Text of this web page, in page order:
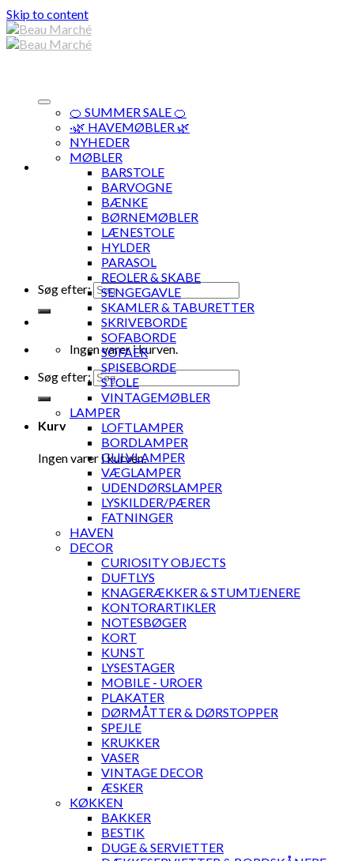
Skip to content
Søg efter:
Ingen varer i kurven.
Søg efter:
Kurv
Ingen varer i kurven.
🍊 SUMMER SALE 🍊
·🌿 HAVEMØBLER 🌿
NYHEDER
MØBLER
BARSTOLE
BARVOGNE
BÆNKE
BØRNEMØBLER
LÆNESTOLE
HYLDER
PARASOL
REOLER & SKABE
SENGEGAVLE
SKAMLER & TABURETTER
SKRIVEBORDE
SOFABORDE
SOFAER
SPISEBORDE
STOLE
VINTAGEMØBLER
LAMPER
LOFTLAMPER
BORDLAMPER
GULVLAMPER
VÆGLAMPER
UDENDØRSLAMPER
LYSKILDER/PÆRER
FATNINGER
HAVEN
DECOR
CURIOSITY OBJECTS
DUFTLYS
KNAGERÆKKER & STUMTJENERE
KONTORARTIKLER
NOTESBØGER
KORT
KUNST
LYSESTAGER
MOBILE - UROER
PLAKATER
DØRMÅTTER & DØRSTOPPER
SPEJLE
KRUKKER
VASER
VINTAGE DECOR
ÆSKER
KØKKEN
BAKKER
BESTIK
DUGE & SERVIETTER